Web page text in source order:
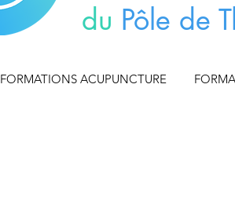
du Pôle de
FORMATIONS ACUPUNCTURE